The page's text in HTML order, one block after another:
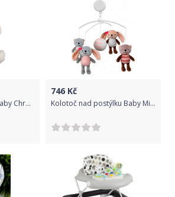
Bigjigs Toys Bigjigs Baby Chrastítko pejsek spirála
746 Kč
Kolotoč nad postýlku Baby Mix Králík a přátelé, Multicolor